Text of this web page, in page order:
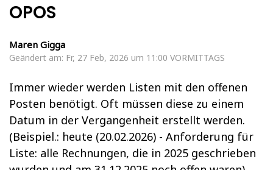
OPOS
Maren Gigga
Geändert am: Fr, 27 Feb, 2026 um 11:00 VORMITTAGS
Immer wieder werden Listen mit den offenen
Posten benötigt. Oft müssen diese zu einem
Datum in der Vergangenheit erstellt werden.
(Beispiel.: heute (20.02.2026) - Anforderung für
Liste: alle Rechnungen, die in 2025 geschrieben